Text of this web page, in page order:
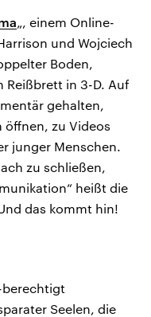
„, einem Online-
und Wojciech
Boden,
Reißbrett in 3-D. Auf
gehalten,
zu Videos
junger Menschen.
zu schließen,
heißt die
das kommt hin!
berechtigt
Seelen, die